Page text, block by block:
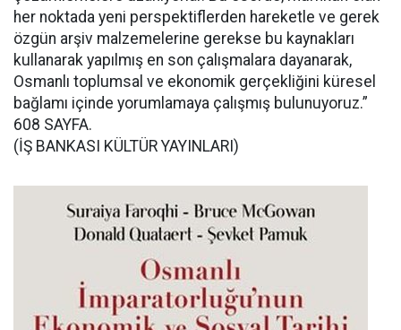
her noktada yeni perspektiflerden hareketle ve gerek
özgün arşiv malzemelerine gerekse bu kaynakları
kullanarak yapılmış en son çalışmalara dayanarak,
Osmanlı toplumsal ve ekonomik gerçekliğini küresel
bağlamı içinde yorumlamaya çalışmış bulunuyoruz.”
608 SAYFA.
(İŞ BANKASI KÜLTÜR YAYINLARI)